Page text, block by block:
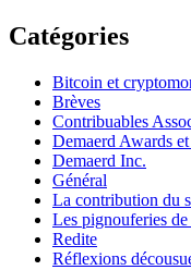
Catégories
Bitcoin et
Brèves
Contribuables
Demaerd Awards
Demaerd Inc.
Général
La contribution du
Les pignouferies de
Redite
Réflexions